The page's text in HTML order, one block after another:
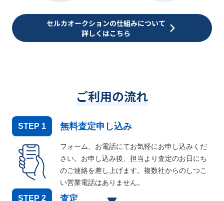
セルカオークションの仕組みについて
詳しくはこちら
ご利用の流れ
STEP 1 無料査定申し込み
フォーム、お電話にてお気軽にお申し込みくだ
さい。お申し込み後、担当より査定のお日にち
のご連絡を差し上げます。複数社からのしつこ
い営業電話はありません。
STEP 2 査定